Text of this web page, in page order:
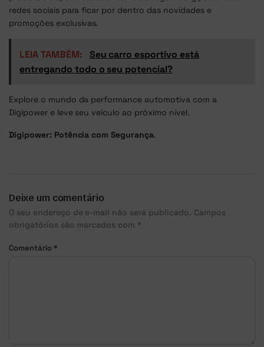
redes sociais para ficar por dentro das novidades e
promoções exclusivas.
LEIA TAMBÉM:
Seu carro esportivo está
entregando todo o seu potencial?
Explore o mundo da performance automotiva com a
Digipower e leve seu veículo ao próximo nível.
Digipower: Potência com Segurança.
Deixe um comentário
O seu endereço de e-mail não será publicado. Campos
obrigatórios são marcados com *
Comentário *